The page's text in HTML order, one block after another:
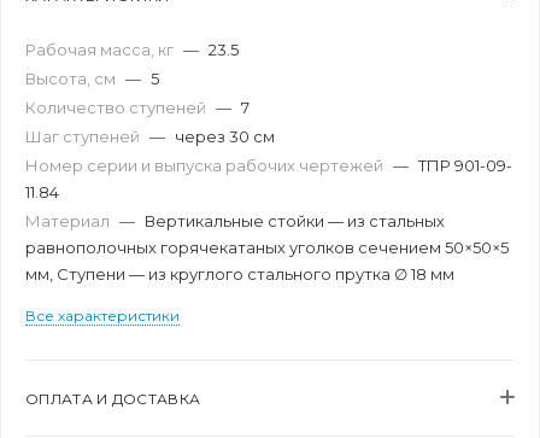
Рабочая масса, кг — 23.5
Высота, см — 5
Количество ступеней — 7
Шаг ступеней — через 30 см
Номер серии и выпуска рабочих чертежей — ТПР 901-09-
11.84
Материал — Вертикальные стойки — из стальных
равнополочных горячекатаных уголков сечением 50×50×5
мм, Ступени — из круглого стального прутка ∅ 18 мм
Все характеристики
ОПЛАТА И ДОСТАВКА